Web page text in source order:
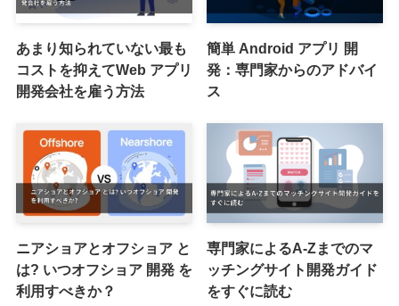
あまり知られていない最も
コストを抑えてWeb アプリ
開発会社を雇う方法
簡単 Android アプリ 開
発：専門家からのアドバイ
ス
ニアショアとオフショア と
は? いつオフショア 開発 を
利用すべきか？
専門家によるA-Zまでのマ
ッチングサイト開発ガイド
をすぐに読む